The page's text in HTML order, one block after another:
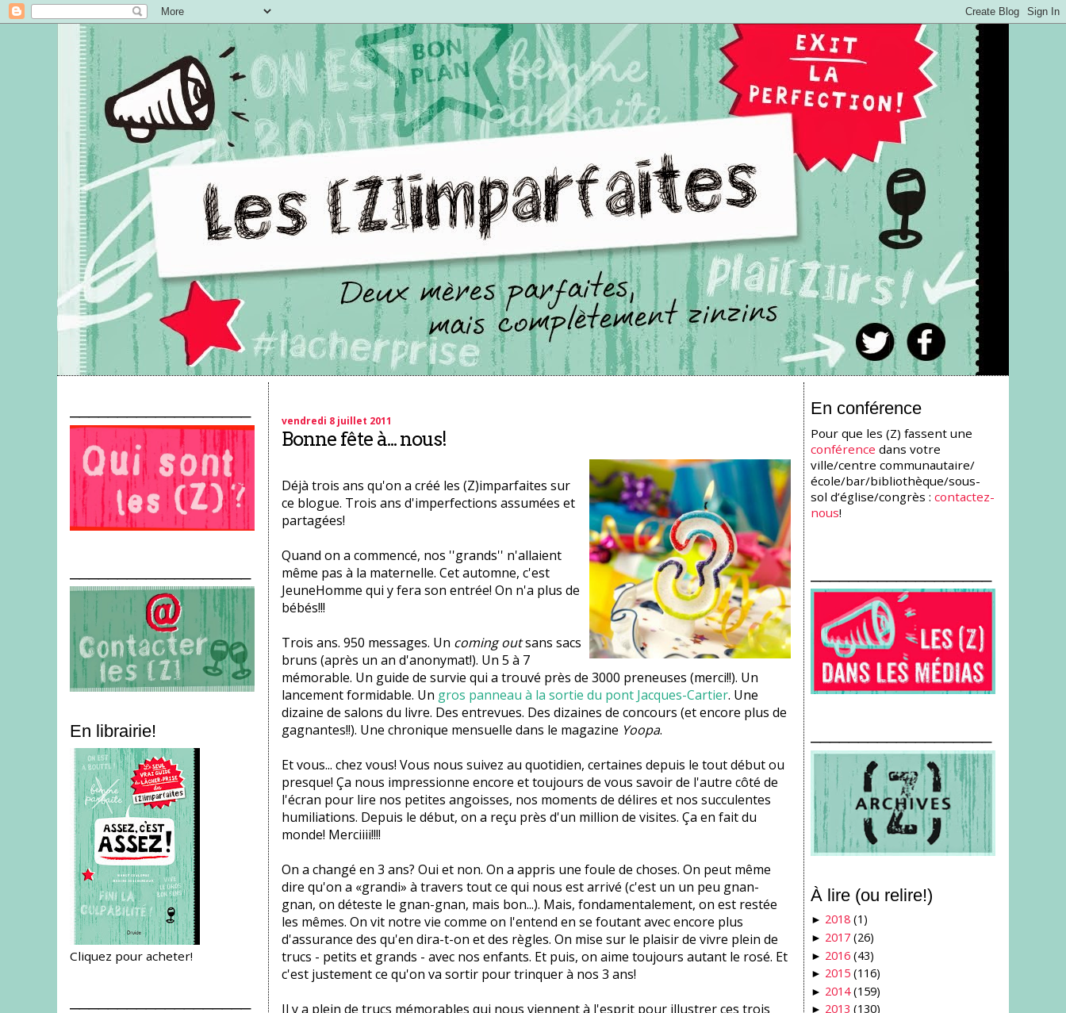
En librairie!
Cliquez pour acheter!
vendredi 8 juillet 2011
Bonne fête à... nous!
Déjà trois ans qu'on a créé les (Z)imparfaites sur
ce blogue. Trois ans d'imperfections assumées et
partagées!
Quand on a commencé, nos ''grands'' n'allaient
même pas à la maternelle. Cet automne, c'est
JeuneHomme qui y fera son entrée! On n'a plus de
bébés!!!
Trois ans. 950 messages. Un coming outsans sacs
bruns (après un an d'anonymat!). Un 5 à 7
mémorable. Un guide de survie qui a trouvé près de 3000 preneuses (merci!!). Un
lancement formidable. Un gros panneau à la sortie du pont Jacques-Cartier. Une
dizaine de salons du livre. Des entrevues. Des dizaines de concours (et encore plus de
gagnantes!!). Une chronique mensuelle dans le magazine Yoopa.
Et vous... chez vous! Vous nous suivez au quotidien, certaines depuis le tout début ou
presque! Ça nous impressionne encore et toujours de vous savoir de l'autre côté de
l'écran pour lire nos petites angoisses, nos moments de délires et nos succulentes
humiliations. Depuis le début, on a reçu près d'un million de visites. Ça en fait du
monde! Merciiii!!!!
On a changé en 3 ans? Oui et non. On a appris une foule de choses. On peut même
dire qu'on a «grandi» à travers tout ce qui nous est arrivé (c'est un un peu gnan-
gnan, on déteste le gnan-gnan, mais bon...). Mais, fondamentalement, on est restée
les mêmes. On vit notre vie comme on l'entend en se foutant avec encore plus
d'assurance des qu'en dira-t-on et des règles. On mise sur le plaisir de vivre plein de
trucs - petits et grands - avec nos enfants. Et puis, on aime toujours autant le rosé. Et
c'est justement ce qu'on va sortir pour trinquer à nos 3 ans!
Il y a plein de trucs mémorables qui nous viennent à l'esprit pour illustrer ces trois
En conférence
Pour que les (Z) fassent une
conférence dans votre
ville/centre communautaire/
école/bar/bibliothèque/sous-
sol d’église/congrès :contactez-
nous!
À lire (ou relire!)
► 2018 (1)
► 2017 (26)
► 2016 (43)
► 2015 (116)
► 2014 (159)
► 2013 (130)